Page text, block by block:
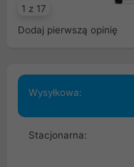
1 z 17
Dodaj pierwszą opinię
Wysyłkowa:
Stacjonarna: